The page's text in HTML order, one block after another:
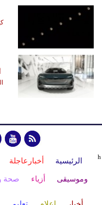
h الرئيسية أخبارعاجلة
وموسيقى أزياء صحة